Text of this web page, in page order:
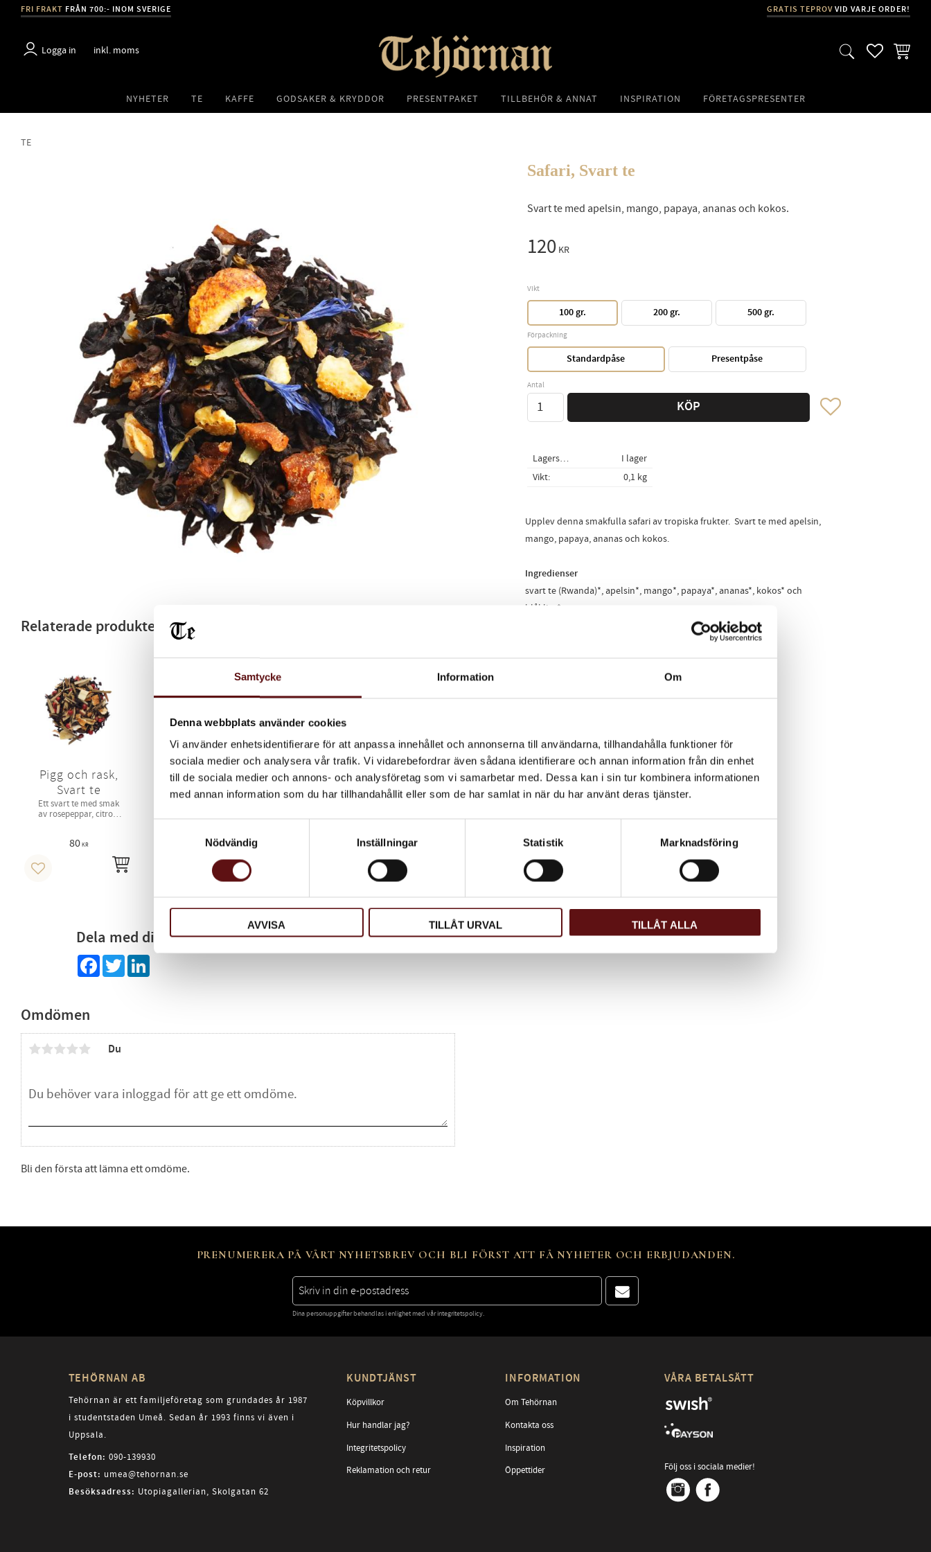
Samtycke Information Om
Denna webbplats använder cookies
Vi använder enhetsidentifierare för att anpassa innehållet och annonserna till användarna, tillhandahålla funktioner för
sociala medier och analysera vår trafik. Vi vidarebefordrar även sådana identifierare och annan information från din enhet
till de sociala medier och annons- och analysföretag som vi samarbetar med. Dessa kan i sin tur kombinera informationen
med annan information som du har tillhandahållit eller som de har samlat in när du har använt deras tjänster.
Nödvändig
Inställningar Statistik Marknadsföring
AVVISA TILLÅT URVAL TILLÅT ALLA
FRI FRAKT FRÅN 700:- INOM SVERIGE GRATIS TEPROVVID VARJE ORDER!
Logga in inkl. moms FAVORITER
NYHETER TE KAFFE GODSAKER & KRYDDOR PRESENTPAKET TILLBEHÖR & ANNAT INSPIRATION FÖRETAGSPRESENTER
TE
Safari, Svart te
Svart te med apelsin, mango, papaya, ananas och kokos.
120KR
Vikt
100 gr. 200 gr. 500 gr.
Förpackning
Standardpåse Presentpåse
Antal
KÖP Lägg till i favoriter
Lagerstatus
I lager
Vikt
0,1 kg
Upplev denna smakfulla safari av tropiska frukter. Svart te med apelsin,
mango, papaya, ananas och kokos.
Ingredienser
svart te (Rwanda)*, apelsin*, mango*, papaya*, ananas*, kokos* och
blåklint*.
Relaterade produkter
Pigg och rask,
Svart te
Ett svart te med smak
av rosepeppar, citron,
80KR
Lägg till i favoriter
Bärstorm,
Svart te
80KR
Lägg till i favoriter
Södermalm,
Svart
Lägg till i favoriter INFO
Dela med dig
Facebook
Twitter
Omdömen
Du
Bli den första att lämna ett omdöme.
PRENUMERERA PÅ VÅRT NYHETSBREV OCH BLI FÖRST ATT FÅ NYHETER OCH ERBJUDANDEN.
Dina personuppgifter behandlas i enlighet med vårintegritetspolicy.
TEHÖRNAN AB
Tehörnan är ett familjeföretag som grundades år 1987
i studentstaden Umeå. Sedan år 1993 finns vi även i
Uppsala.
Telefon: 090-139930
E-post: umea@tehornan.se
Besöksadress: Utopiagallerian, Skolgatan 62
KUNDTJÄNST
Köpvillkor
Hur handlar jag?
Integritetspolicy
Reklamation och retur
INFORMATION
Om Tehörnan
Kontakta oss
Inspiration
Öppettider
VÅRA BETALSÄTT
Följ oss i sociala medier!